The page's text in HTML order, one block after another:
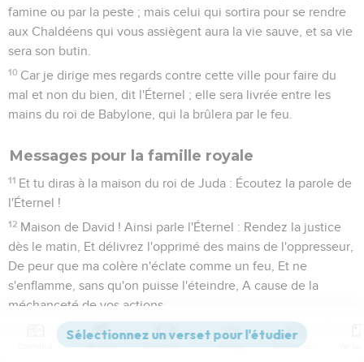
famine ou par la peste ; mais celui qui sortira pour se rendre
aux Chaldéens qui vous assiègent aura la vie sauve, et sa vie
sera son butin.
10 Car je dirige mes regards contre cette ville pour faire du
mal et non du bien, dit l'Éternel ; elle sera livrée entre les
mains du roi de Babylone, qui la brûlera par le feu.
Messages pour la famille royale
11 Et tu diras à la maison du roi de Juda : Écoutez la parole de
l'Éternel !
12 Maison de David ! Ainsi parle l'Éternel : Rendez la justice
dès le matin, Et délivrez l'opprimé des mains de l'oppresseur,
De peur que ma colère n'éclate comme un feu, Et ne
s'enflamme, sans qu'on puisse l'éteindre, A cause de la
méchanceté de vos actions.
Voici, j'en veux à toi, Ville assise dans la vallée, sur le
rocher de la plaine, Dit l'Éternel, A vous qui dites : Qui
Versions Commentaires Strong